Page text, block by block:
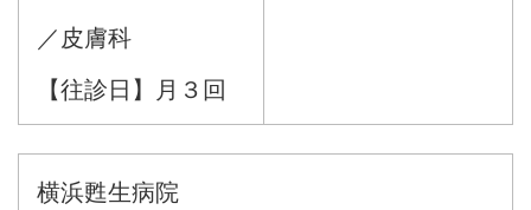
／皮膚科
【往診日】月３回
横浜甦生病院